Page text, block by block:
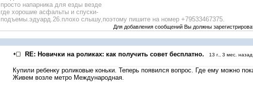
просто напарника для езды везде
где хорошие асфальты и спуски-
подъемы.эдуард.26.плохо слышу,поэтому пишите на номер +79533467375.
Для добавления сообщений Вы должны
RE: Новички на роликах: как получить совет бесплатно. 13 г., 3 мес. назад
Купили ребенку роликовые коньки. Теперь появился вопрос. Где ему можно
Живем возле метро Международная.